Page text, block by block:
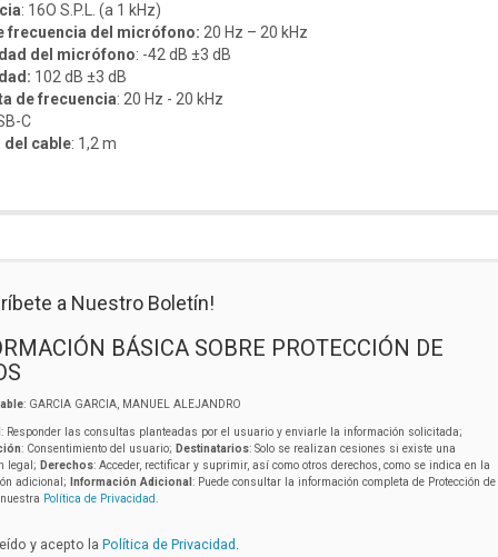
: 16O S.P.L. (a 1 kHz)
frecuencia del micrófono: 20 Hz – 20 kHz
del micrófono: -42 dB ±3 dB
102 dB ±3 dB
de frecuencia: 20 Hz - 20 kHz
C
del cable: 1,2 m
a Nuestro Boletín!
BÁSICA SOBRE PROTECCIÓN DE
: GARCIA GARCIA, MANUEL ALEJANDRO
: Responder las consultas planteadas por el usuario y enviarle la información solicitada;
: Consentimiento del usuario; Destinatarios: Solo se realizan cesiones si existe una
legal; Derechos: Acceder, rectificar y suprimir, así como otros derechos, como se indica en la
adicional;
Información Adicional : Puede consultar la información completa de Protección de
Política de Privacidad.
y acepto la Política de Privacidad .